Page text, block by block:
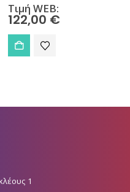
Τιμή WEB:
122,00 €
1